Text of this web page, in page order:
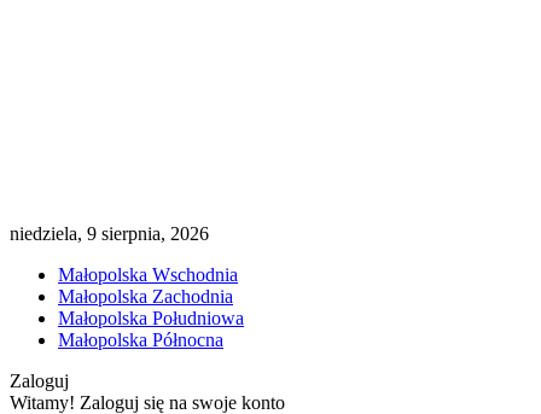
niedziela, 9 sierpnia, 2026
Małopolska Wschodnia
Małopolska Zachodnia
Małopolska Południowa
Małopolska Północna
Zaloguj
Witamy! Zaloguj się na swoje konto